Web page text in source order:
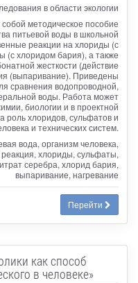
в области экологии
методическое пособие
питьевой воды в школьной
реакции на хлориды (с
(с хлоридом бария), а также
жесткости (действие
(выпаривание). Приведены
сравнения водопроводной,
воды. Работа может
биологии и в проектной
роль хлоридов, сульфатов и
и технических систем.
вода, организм человека,
реакция, хлориды, сульфаты,
серебра, хлорид бария,
выпаривание, нагревание
Перейти
как способ
в человеке»